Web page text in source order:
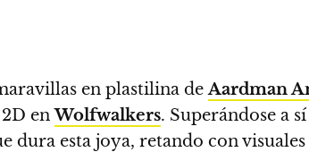
en plastilina deAardman
2D enWolfwalkers. Superándose a
dura esta joya, retando con